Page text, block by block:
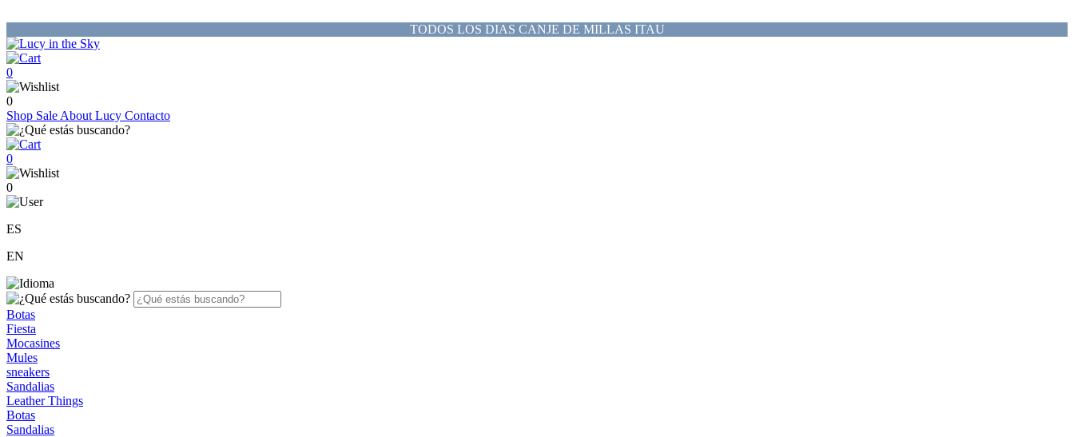
TODOS LOS DIAS CANJE DE MILLAS ITAU
0
0
Shop Sale About Lucy Contacto
0
0
ES
EN
Botas
Fiesta
Mocasines
Mules
sneakers
Sandalias
Leather Things
Botas
Sandalias